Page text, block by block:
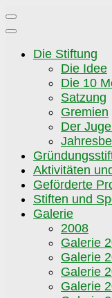
Zum
Inhalt
Die Stiftung
Die Idee
Die 10
Satzung
Gremien
Der
Aktivitäten
Geförderte
Stiften und
Galerie
2008
Galerie
Galerie
Galerie
Galerie